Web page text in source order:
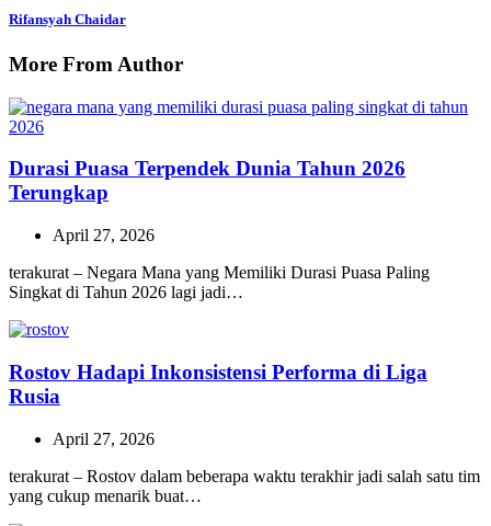
Rifansyah Chaidar
More From Author
Durasi Puasa Terpendek Dunia Tahun 2026
Terungkap
April 27, 2026
terakurat – Negara Mana yang Memiliki Durasi Puasa Paling
Singkat di Tahun 2026 lagi jadi…
Rostov Hadapi Inkonsistensi Performa di Liga
Rusia
April 27, 2026
terakurat – Rostov dalam beberapa waktu terakhir jadi salah satu tim
yang cukup menarik buat…